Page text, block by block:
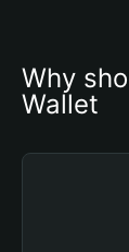
Why
Wallet